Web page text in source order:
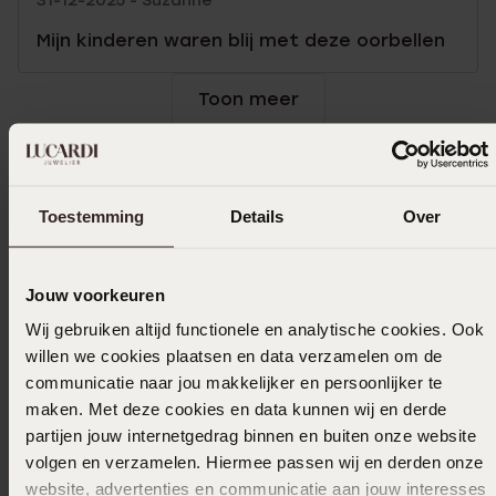
Toestemming Details Over
Jouw voorkeuren
Wij gebruiken altijd functionele en analytische cookies. Ook
willen we cookies plaatsen en data verzamelen om de
communicatie naar jou makkelijker en persoonlijker te
maken. Met deze cookies en data kunnen wij en derde
partijen jouw internetgedrag binnen en buiten onze website
volgen en verzamelen. Hiermee passen wij en derden onze
website, advertenties en communicatie aan jouw interesses
Mijn kinderen waren blij met deze oorbellen
Toon meer
In winkelmand